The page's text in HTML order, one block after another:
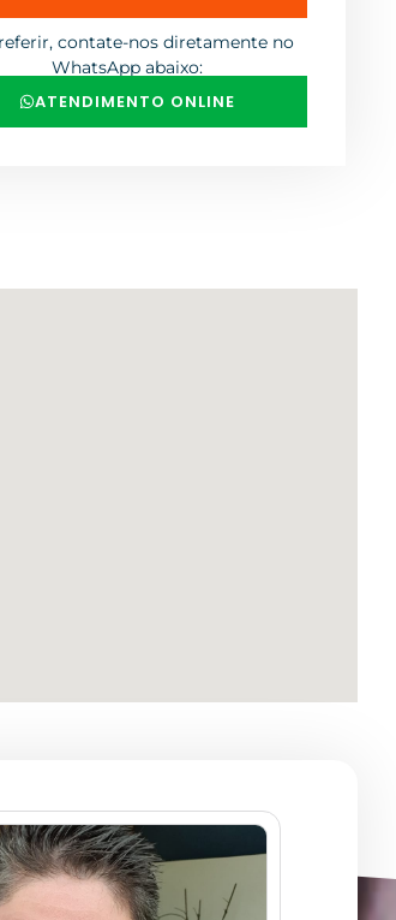
contate-nos diretamente no
WhatsApp abaixo:
ATENDIMENTO ONLINE